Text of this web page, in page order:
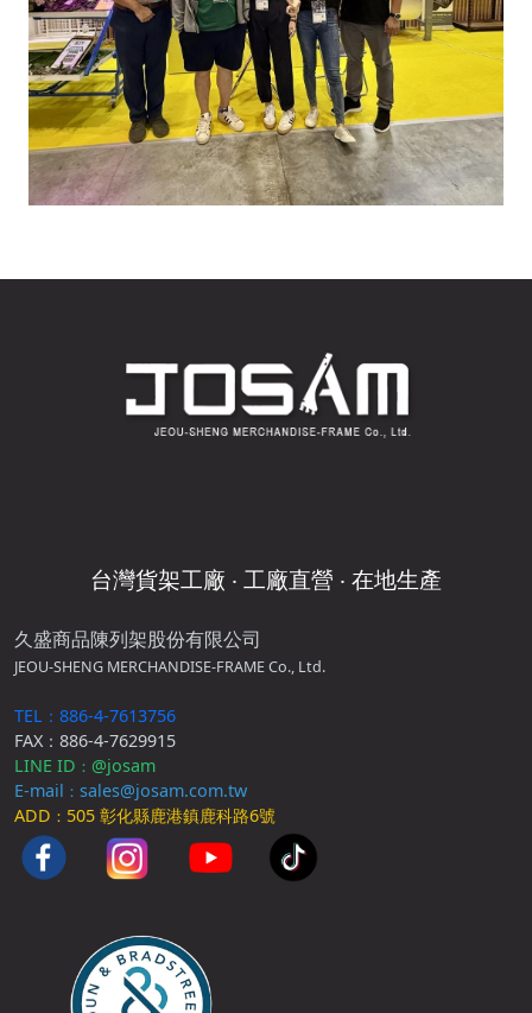
台灣貨架工廠 ‧ 工廠直營 ‧ 在地生產
久盛商品陳列架股份有限公司
JEOU-SHENG MERCHANDISE-FRAME Co., Ltd.
TEL：886-4-7613756
FAX：886-4-7629915
LINE ID ： @josam
E-mail ： sales@josam.com.tw
ADD ： 505 彰化縣鹿港鎮鹿科路6號